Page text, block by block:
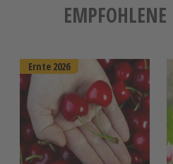
Ernte 2026